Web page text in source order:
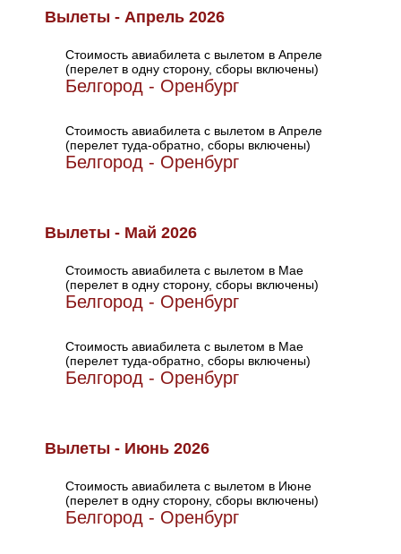
Вылеты - Апрель 2026
Стоимость авиабилета с вылетом в Апреле
(перелет в одну сторону, сборы включены)
Белгород - Оренбург
Стоимость авиабилета с вылетом в Апреле
(перелет туда-обратно, сборы включены)
Белгород - Оренбург
Вылеты - Май 2026
Стоимость авиабилета с вылетом в Мае
(перелет в одну сторону, сборы включены)
Белгород - Оренбург
Стоимость авиабилета с вылетом в Мае
(перелет туда-обратно, сборы включены)
Белгород - Оренбург
Вылеты - Июнь 2026
Стоимость авиабилета с вылетом в Июне
(перелет в одну сторону, сборы включены)
Белгород - Оренбург